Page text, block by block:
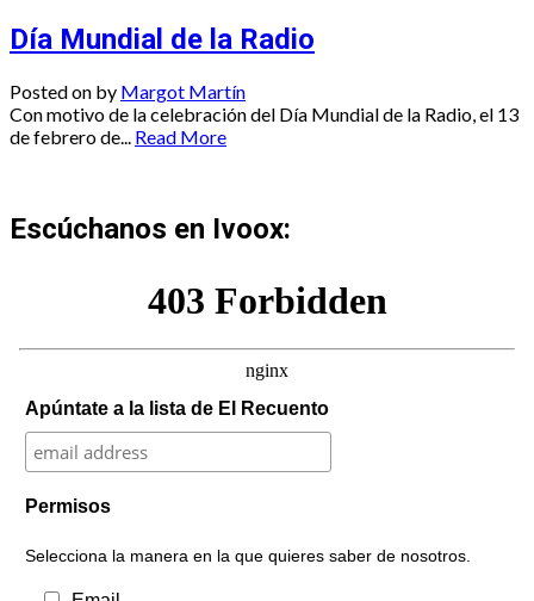
Día Mundial de la Radio
Posted on by Margot Martín
Con motivo de la celebración del Día Mundial de la Radio, el 13
de febrero de...
Read More
Escúchanos en Ivoox:
Apúntate a la lista de El Recuento
Permisos
Selecciona la manera en la que quieres saber de nosotros.